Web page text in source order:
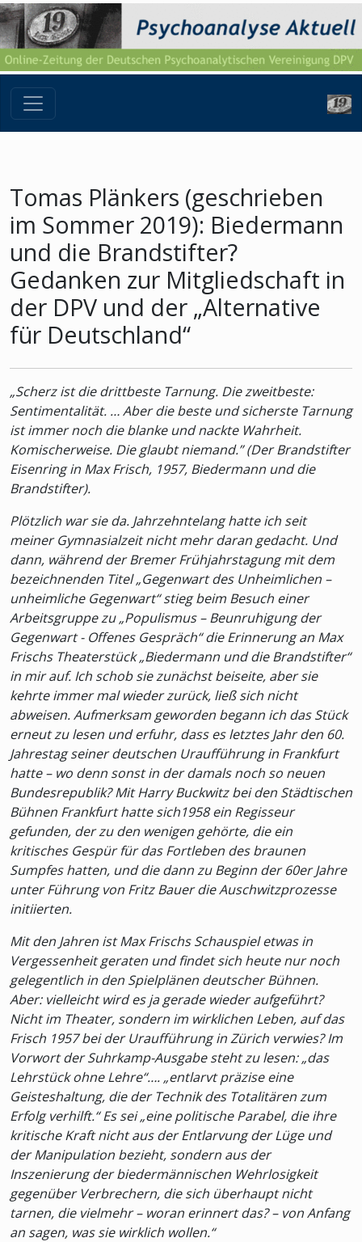
Tomas Plänkers (geschrieben
im Sommer 2019): Biedermann
und die Brandstifter?
Gedanken zur Mitgliedschaft in
der DPV und der „Alternative
für Deutschland“
„Scherz ist die drittbeste Tarnung. Die zweitbeste:
Sentimentalität. … Aber die beste und sicherste Tarnung
ist immer noch die blanke und nackte Wahrheit.
Komischerweise. Die glaubt niemand.” (Der Brandstifter
Eisenring in Max Frisch, 1957, Biedermann und die
Brandstifter).
Plötzlich war sie da. Jahrzehntelang hatte ich seit
meiner Gymnasialzeit nicht mehr daran gedacht. Und
dann, während der Bremer Frühjahrstagung mit dem
bezeichnenden Titel „Gegenwart des Unheimlichen –
unheimliche Gegenwart“ stieg beim Besuch einer
Arbeitsgruppe zu „Populismus – Beunruhigung der
Gegenwart - Offenes Gespräch“ die Erinnerung an Max
Frischs Theaterstück „Biedermann und die Brandstifter“
in mir auf. Ich schob sie zunächst beiseite, aber sie
kehrte immer mal wieder zurück, ließ sich nicht
abweisen. Aufmerksam geworden begann ich das Stück
erneut zu lesen und erfuhr, dass es letztes Jahr den 60.
Jahrestag seiner deutschen Uraufführung in Frankfurt
hatte – wo denn sonst in der damals noch so neuen
Bundesrepublik? Mit Harry Buckwitz bei den Städtischen
Bühnen Frankfurt hatte sich1958 ein Regisseur
gefunden, der zu den wenigen gehörte, die ein
kritisches Gespür für das Fortleben des braunen
Sumpfes hatten, und die dann zu Beginn der 60er Jahre
unter Führung von Fritz Bauer die Auschwitzprozesse
initiierten.
Mit den Jahren ist Max Frischs Schauspiel etwas in
Vergessenheit geraten und findet sich heute nur noch
gelegentlich in den Spielplänen deutscher Bühnen.
Aber: vielleicht wird es ja gerade wieder aufgeführt?
Nicht im Theater, sondern im wirklichen Leben, auf das
Frisch 1957 bei der Uraufführung in Zürich verwies? Im
Vorwort der Suhrkamp-Ausgabe steht zu lesen: „das
Lehrstück ohne Lehre“…. „entlarvt präzise eine
Geisteshaltung, die der Technik des Totalitären zum
Erfolg verhilft.“ Es sei „eine politische Parabel, die ihre
kritische Kraft nicht aus der Entlarvung der Lüge und
der Manipulation bezieht, sondern aus der
Inszenierung der biedermännischen Wehrlosigkeit
gegenüber Verbrechern, die sich überhaupt nicht
tarnen, die vielmehr – woran erinnert das? – von Anfang
an sagen, was sie wirklich wollen.“